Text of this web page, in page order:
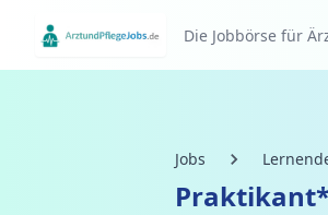
Die Jobbörse für
Jobs